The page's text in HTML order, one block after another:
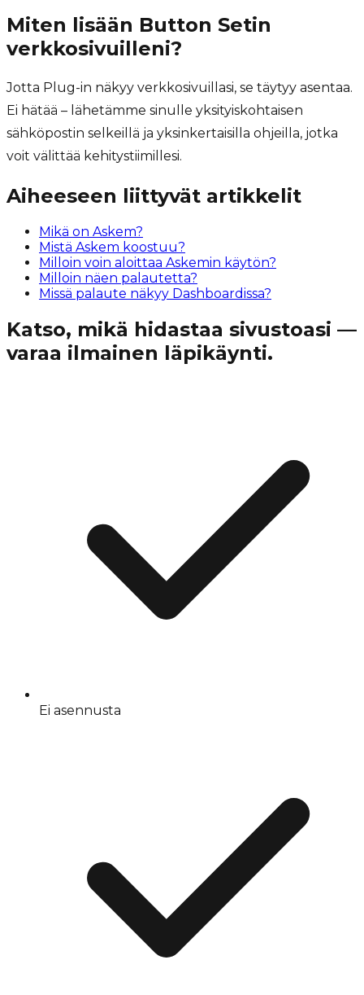
Miten lisään Button Setin
verkkosivuilleni?
Jotta Plug-in näkyy verkkosivuillasi, se täytyy asentaa.
Ei hätää – lähetämme sinulle yksityiskohtaisen
sähköpostin selkeillä ja yksinkertaisilla ohjeilla, jotka
voit välittää kehitystiimillesi.
Aiheeseen liittyvät artikkelit
Mikä on Askem?
Mistä Askem koostuu?
Milloin voin aloittaa Askemin käytön?
Milloin näen palautetta?
Missä palaute näkyy Dashboardissa?
Katso, mikä hidastaa sivustoasi —
varaa ilmainen läpikäynti.
Ei asennusta